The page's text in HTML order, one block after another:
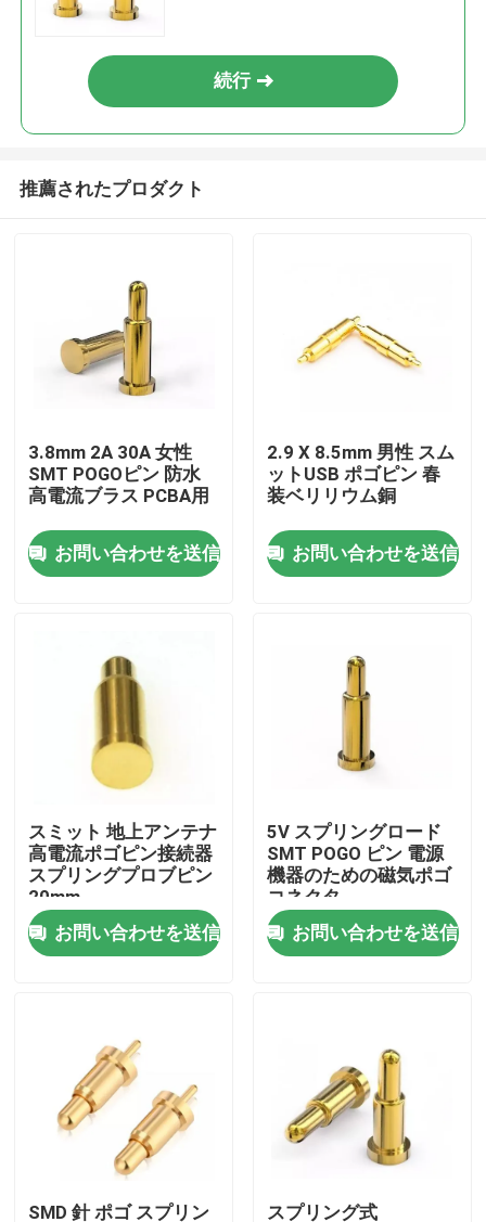
プロダクト
私達について
品質管理
私達に連絡しなさい
スプリング式POGOピン
調査のPogo Pin
続行
推薦されたプロダクト
3.8mm 2A 30A 女性
SMT POGOピン 防水
高電流ブラス PCBA用
お問い合わせを送信
2.9 X 8.5mm 男性 スム
ットUSB ポゴピン 春
装ベリリウム銅
お問い合わせを送信
スミット 地上アンテナ
高電流ポゴピン接続器
スプリングプロブピン
20mm
お問い合わせを送信
5V スプリングロード
SMT POGO ピン 電源
機器のための磁気ポゴ
コネクタ
お問い合わせを送信
SMD 針 ポゴ スプリン スプリング式